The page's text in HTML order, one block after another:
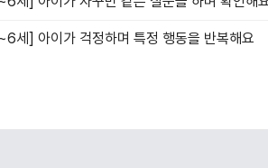
세] 아이가 걱정하며 특정 행동을 반복해요